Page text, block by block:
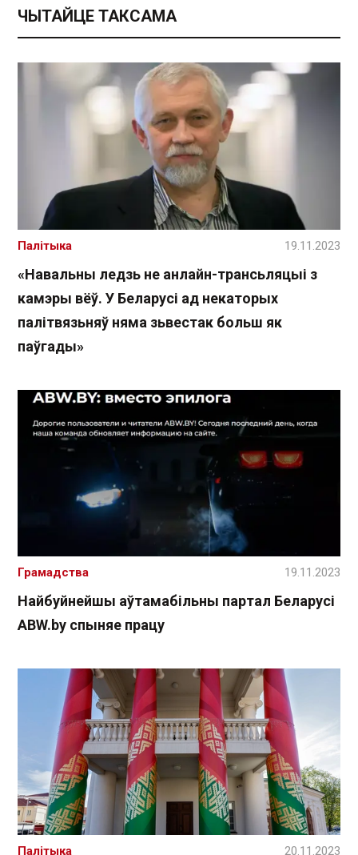
ЧЫТАЙЦЕ ТАКСАМА
«Навальны ледзь не анлайн-трансьляцыі з
камэры вёў. У Беларусі ад некаторых
палітвязьняў няма зьвестак больш як
паўгады»
Палітыка 19.11.2023
Найбуйнейшы аўтамабільны партал Беларусі
ABW.bу спыняе працу
Грамадства 19.11.2023
Палітыка 20.11.2023